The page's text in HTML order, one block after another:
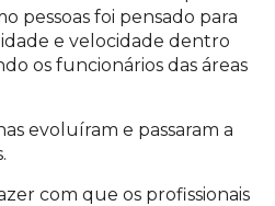
pessoas foi pensado para
e velocidade dentro
os funcionários das áreas
evoluíram e passaram a
com que os profissionais